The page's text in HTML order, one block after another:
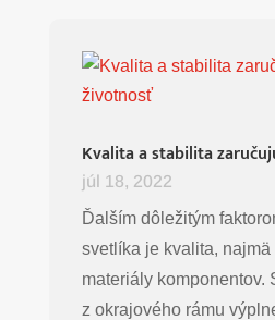
Kvalita a stabilita
júl 18, 2022
Ďalším dôležitým
svetlíka je kvalita,
materiály komponentov.
z okrajového rámu